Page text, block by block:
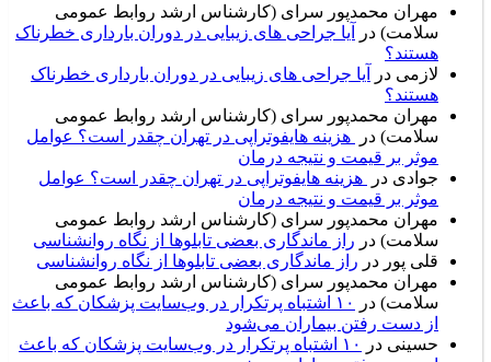
مهران محمدپور سرای (کارشناس ارشد روابط عمومی
سلامت) در
آیا جراحی های زیبایی در دوران بارداری خطرناک
هستند؟
لازمی در
آیا جراحی های زیبایی در دوران بارداری خطرناک
هستند؟
مهران محمدپور سرای (کارشناس ارشد روابط عمومی
سلامت) در
هزینه هایفوتراپی در تهران چقدر است؟ عوامل
موثر بر قیمت و نتیجه درمان
جوادی در
هزینه هایفوتراپی در تهران چقدر است؟ عوامل
موثر بر قیمت و نتیجه درمان
مهران محمدپور سرای (کارشناس ارشد روابط عمومی
سلامت) در راز ماندگاری بعضی تابلوها از نگاه روانشناسی
قلی پور در راز ماندگاری بعضی تابلوها از نگاه روانشناسی
مهران محمدپور سرای (کارشناس ارشد روابط عمومی
سلامت) در
۱۰ اشتباه پرتکرار در وب‌سایت پزشکان که باعث
از دست رفتن بیماران می‌شود
حسینی در
۱۰ اشتباه پرتکرار در وب‌سایت پزشکان که باعث